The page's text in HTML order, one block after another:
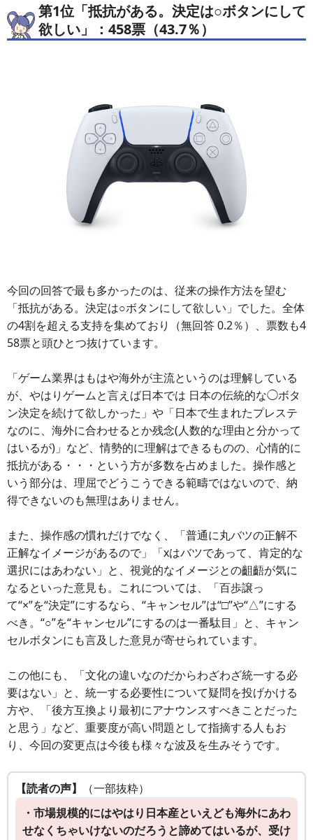
第1位「抵抗がある。決定は○ボタンにして
欲しい」：458票（43.7％）
今回の回答で最も多かったのは、従来の操作方法を望む
「抵抗がある。決定は○ボタンにして欲しい」でした。全体
の4割を超える支持を集めており（無回答 0.2％）、票数も4
58票と頭ひとつ抜けています。
「ゲーム業界はもはや海外が主流というのは理解している
が、やはりゲームと言えば日本では 日本の伝統的な◯ボタ
ン決定を続けて欲しかった」や「日本で生まれたプレステ
なのに、海外に合わせるとか残念(人数的な理由と分かって
はいるが)」など、情勢的に理解はできるものの、心情的に
抵抗がある・・・という方が多数を占めました。操作感と
いう部分は、理屈でどうこうできる範疇ではないので、納
得できないのも無理はありません。
また、操作感の慣れだけでなく、「普通に丸バツの正解不
正解なイメージがあるので」「xはバツであって、肯定的な
選択にはあわない」と、視覚的なイメージとの齟齬が気に
なるといった意見も。これについては、「百歩譲っ
て“×”を“決定”にするなら、“キャンセル”は“□”や“△”にする
べき。“○”を“キャンセル”にするのは一番駄目」と、キャン
セルボタンにも言及した意見が寄せられています。
この他にも、「文化の違いなのだからわざわざ統一する必
要はない」と、統一する必要性について疑問を投げかける
方や、「後方互換より最初にアナウンスすべきことだった
と思う」など、重要度が高い問題として指摘する人もお
り、今回の変更点は今後も様々な波及を生みそうです。
【読者の声】
（一部抜粋）
・市場規模的にはやはり日本産といえども海外にあわ
せなくちゃいけないのだろうと諦めてはいるが、受け